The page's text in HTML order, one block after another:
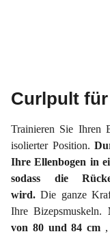
Curlpult
Trainieren Sie Ihren
isolierter Position.
Ihre Ellenbogen in
sodass die
wird.Die ganze
Ihre Bizepsmuskeln.
von 80 und 84 cm